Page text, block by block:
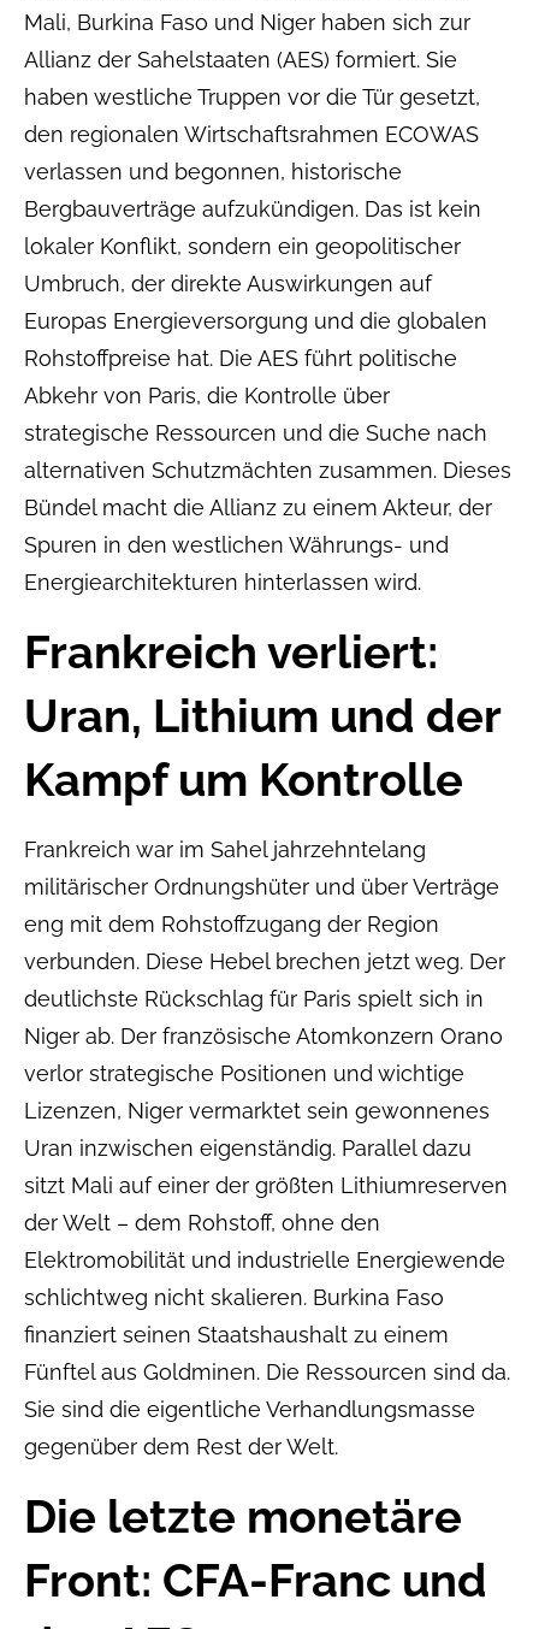
Mali, Burkina Faso und Niger haben sich zur
Allianz der Sahelstaaten (AES) formiert. Sie
haben westliche Truppen vor die Tür gesetzt,
den regionalen Wirtschaftsrahmen ECOWAS
verlassen und begonnen, historische
Bergbauverträge aufzukündigen. Das ist kein
lokaler Konflikt, sondern ein geopolitischer
Umbruch, der direkte Auswirkungen auf
Europas Energieversorgung und die globalen
Rohstoffpreise hat. Die AES führt politische
Abkehr von Paris, die Kontrolle über
strategische Ressourcen und die Suche nach
alternativen Schutzmächten zusammen. Dieses
Bündel macht die Allianz zu einem Akteur, der
Spuren in den westlichen Währungs- und
Energiearchitekturen hinterlassen wird.
Frankreich verliert:
Uran, Lithium und der
Kampf um Kontrolle
Frankreich war im Sahel jahrzehntelang
militärischer Ordnungshüter und über Verträge
eng mit dem Rohstoffzugang der Region
verbunden. Diese Hebel brechen jetzt weg. Der
deutlichste Rückschlag für Paris spielt sich in
Niger ab. Der französische Atomkonzern Orano
verlor strategische Positionen und wichtige
Lizenzen, Niger vermarktet sein gewonnenes
Uran inzwischen eigenständig. Parallel dazu
sitzt Mali auf einer der größten Lithiumreserven
der Welt – dem Rohstoff, ohne den
Elektromobilität und industrielle Energiewende
schlichtweg nicht skalieren. Burkina Faso
finanziert seinen Staatshaushalt zu einem
Fünftel aus Goldminen. Die Ressourcen sind da.
Sie sind die eigentliche Verhandlungsmasse
gegenüber dem Rest der Welt.
Die letzte monetäre
Front: CFA-Franc und